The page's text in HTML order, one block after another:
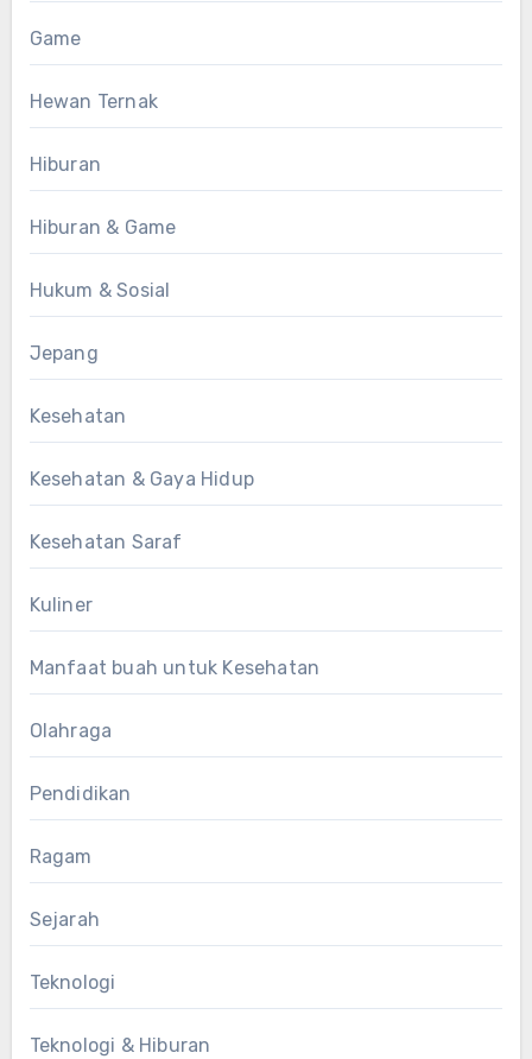
Game
Hewan Ternak
Hiburan
Hiburan & Game
Hukum & Sosial
Jepang
Kesehatan
Kesehatan & Gaya Hidup
Kesehatan Saraf
Kuliner
Manfaat buah untuk Kesehatan
Olahraga
Pendidikan
Ragam
Sejarah
Teknologi
Teknologi & Hiburan